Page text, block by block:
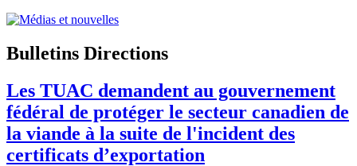
Bulletins Directions
Les TUAC demandent au gouvernement
fédéral de protéger le secteur canadien de
la viande à la suite de l'incident des
certificats d’exportation